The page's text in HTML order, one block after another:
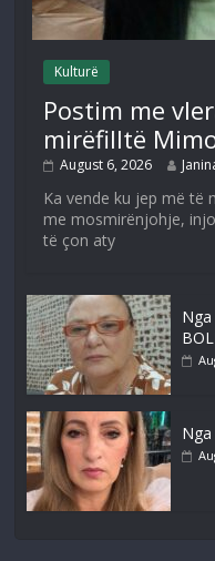
Kulturë
Postim me
mirëfilltë
August 6, 2026
Ka vende ku jep më të
me mosmirënjohje,
të çon aty